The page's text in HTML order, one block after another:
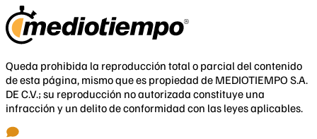
Queda prohibida la reproducción total o parcial del contenido
de esta página, mismo que es propiedad de MEDIOTIEMPO S.A.
DE C.V.; su reproducción no autorizada constituye una
infracción y un delito de conformidad con las leyes aplicables.